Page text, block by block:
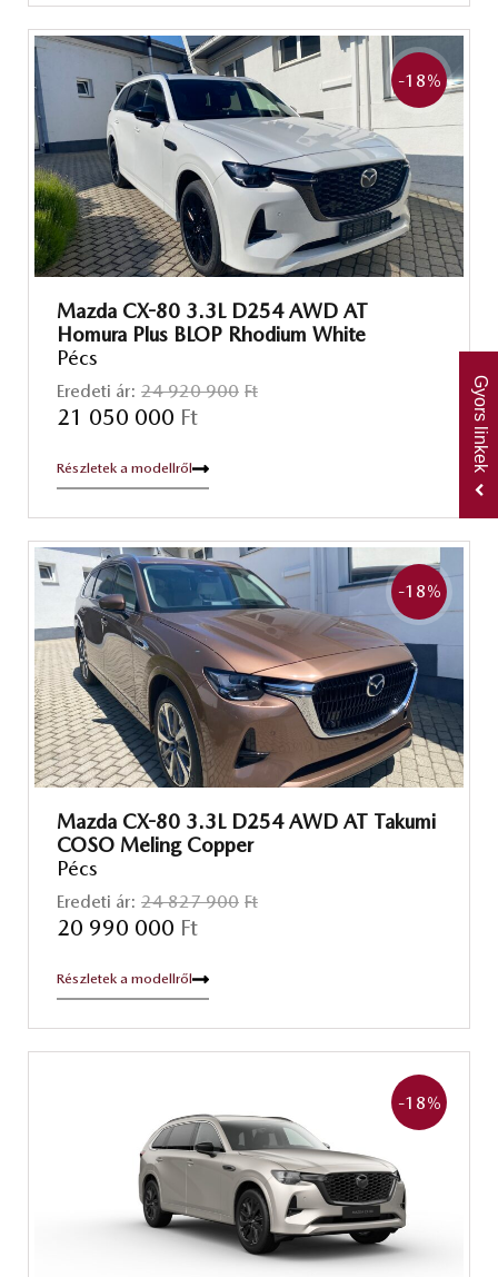
Gyors linkek
-18%
Mazda CX-80 3.3L D254 AWD AT
Homura Plus BLOP Rhodium White
Pécs
Eredeti ár: 24 920 900 Ft
21 050 000 Ft
Részletek a modellről
-18%
Mazda CX-80 3.3L D254 AWD AT Takumi
COSO Meling Copper
Pécs
Eredeti ár: 24 827 900 Ft
20 990 000 Ft
Részletek a modellről
-18%